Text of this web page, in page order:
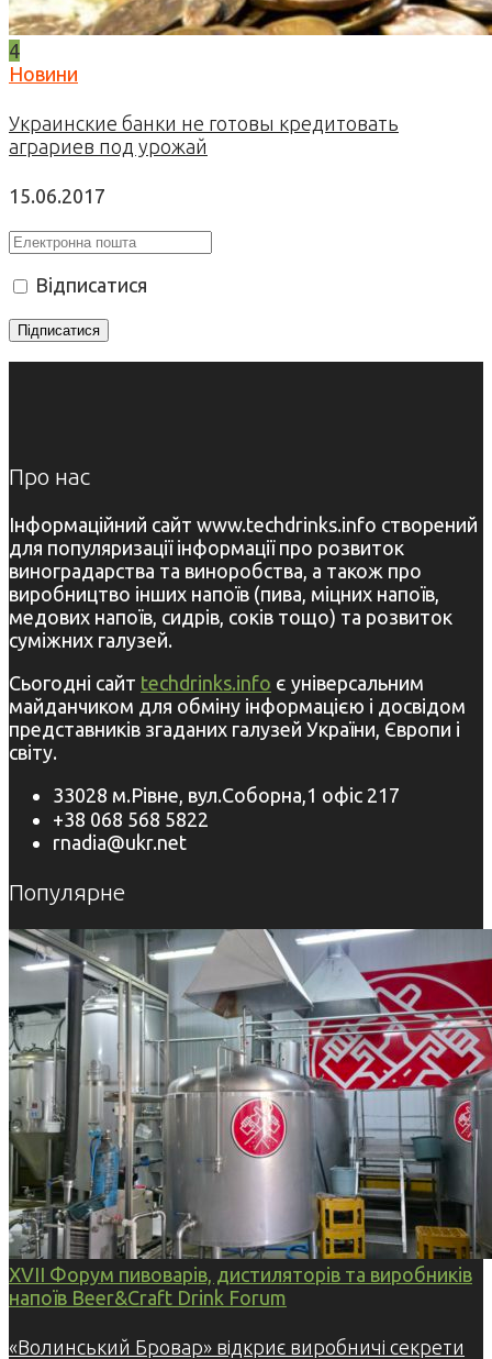
4
Новини
Украинские банки не готовы кредитовать
аграриев под урожай
15.06.2017
Відписатися
Про нас
Інформаційний сайт www.techdrinks.info створений
для популяризації інформації про розвиток
виноградарства та виноробства, а також про
виробництво інших напоїв (пива, міцних напоїв,
медових напоїв, сидрів, соків тощо) та розвиток
суміжних галузей.
Сьогодні сайт techdrinks.info є універсальним
майданчиком для обміну інформацією і досвідом
представників згаданих галузей України, Європи і
світу.
33028 м.Рівне, вул.Соборна,1 офіс 217
+38 068 568 5822
rnadia@ukr.net
Популярне
XVII Форум пивоварів, дистиляторів та виробників
напоїв Beer&Craft Drink Forum
«Волинський Бровар» відкриє виробничі секрети